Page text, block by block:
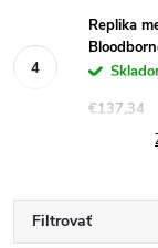
Replika
€137,34
Filtrovať